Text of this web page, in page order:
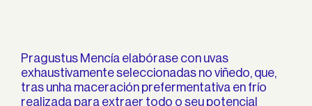
Pragustus Mencía elabórase con uvas
exhaustivamente seleccionadas no viñedo, que,
tras unha maceración prefermentativa en frío
realizada para extraer todo o seu potencial